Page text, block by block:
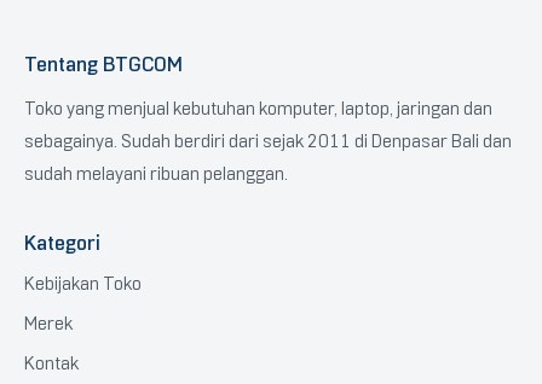
Tentang BTGCOM
Toko yang menjual kebutuhan komputer, laptop, jaringan dan
sebagainya. Sudah berdiri dari sejak 2011 di Denpasar Bali dan
sudah melayani ribuan pelanggan.
Kategori
Kebijakan Toko
Merek
Kontak